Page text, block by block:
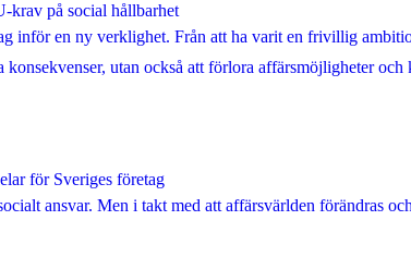
krav på social hållbarhet
inför en ny verklighet. Från att ha varit en frivillig
utan också att förlora affärsmöjligheter och
för Sveriges företag
ansvar. Men i takt med att affärsvärlden förändras